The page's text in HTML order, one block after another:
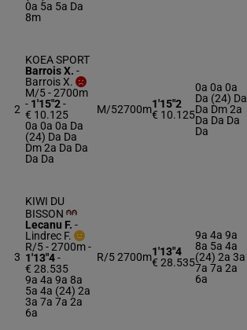
0a 5a 5a Da
8m
2
KOEA SPORT
Barrois X. -
Barrois X.
M/5 - 2700m
- 1'15"2-
€ 10.125
0a 0a 0a Da
(24) Da Da
Dm 2a Da Da
Da Da
M/52700m1'15"2
€ 10.125
0a 0a 0a
Da (24) Da
Da Dm 2a
Da Da Da
Da
3
KIWI DU
BISSON
Lecanu F. -
Lindrec F.
R/5 - 2700m-
1'13"4-
€ 28.535
9a 4a 9a 8a
5a 4a (24) 2a
3a 7a 7a 2a
6a
R/52700m1'13"4
€ 28.535
9a 4a 9a
8a 5a 4a
(24) 2a 3a
7a 7a 2a
6a